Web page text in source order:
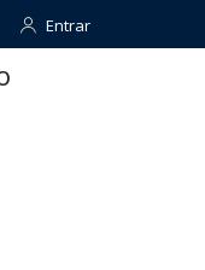
Entrar
Entrar